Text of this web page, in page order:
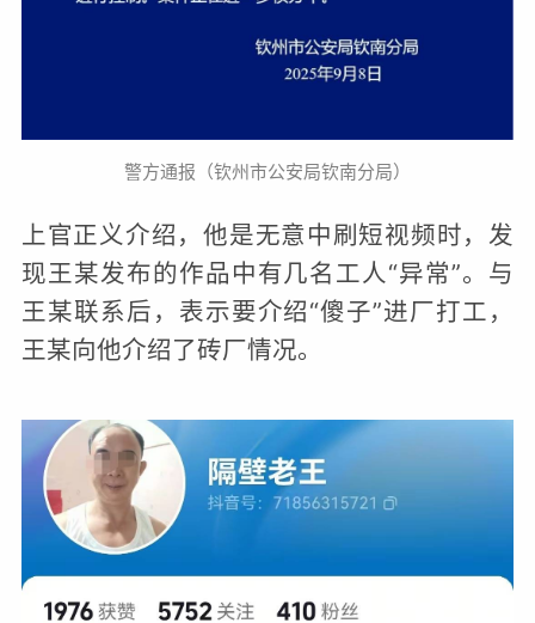
警方通报（钦州市公安局钦南分局）
上官正义介绍，他是无意中刷短视频时，发
现王某发布的作品中有几名工人“异常”。与
王某联系后，表示要介绍“傻子”进厂打工，
王某向他介绍了砖厂情况。